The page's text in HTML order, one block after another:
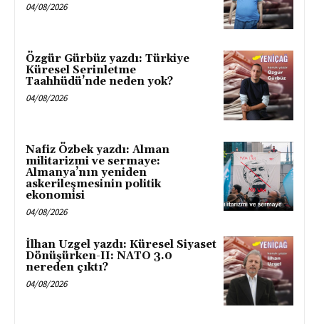
04/08/2026
Özgür Gürbüz yazdı: Türkiye
Küresel Serinletme
Taahhüdü’nde neden yok?
04/08/2026
Nafiz Özbek yazdı: Alman
militarizmi ve sermaye:
Almanya’nın yeniden
askerileşmesinin politik
ekonomisi
04/08/2026
İlhan Uzgel yazdı: Küresel Siyaset
Dönüşürken-II: NATO 3.0
nereden çıktı?
04/08/2026